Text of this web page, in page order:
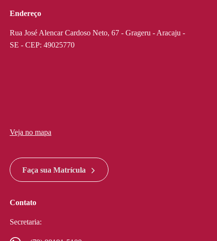
Endereço
Rua José Alencar Cardoso Neto, 67 - Grageru - Aracaju -
SE - CEP: 49025770
Veja no mapa
Faça sua Matrícula
Contato
Secretaria: